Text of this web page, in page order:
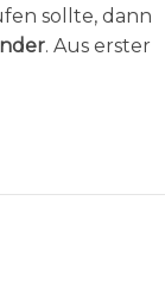
sollte, dann
. Aus erster